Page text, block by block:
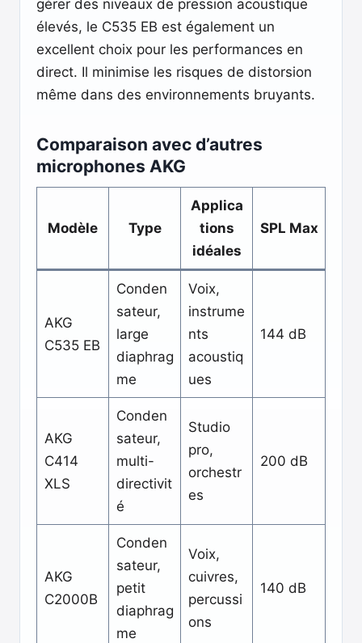
gérer des niveaux de pression acoustique
élevés, le C535 EB est également un
excellent choix pour les performances en
direct. Il minimise les risques de distorsion
même dans des environnements bruyants.
Comparaison avec d’autres
microphones AKG
Modèle Type
Applica
tions
idéales
SPL Max
AKG
C535 EB
Conden
sateur,
large
diaphrag
me
Voix,
instrume
nts
acoustiq
ues
144 dB
AKG
C414
XLS
Conden
sateur,
multi-
directivit
é
Studio
pro,
orchestr
es
200 dB
AKG
C2000B
Conden
sateur,
petit
diaphrag
me
Voix,
cuivres,
percussi
ons
140 dB